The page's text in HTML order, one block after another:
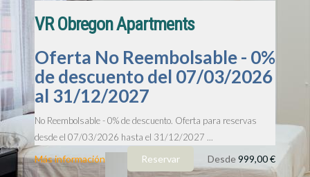
VR Obregon Apartments
Oferta No Reembolsable - 0%
de descuento del 07/03/2026
al 31/12/2027
No Reembolsable - 0% de descuento. Oferta para reservas
desde el 07/03/2026 hasta el 31/12/2027 ...
Desde999,00 €
Más información Reservar